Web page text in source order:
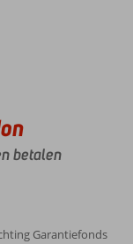
betalen
Garantiefonds